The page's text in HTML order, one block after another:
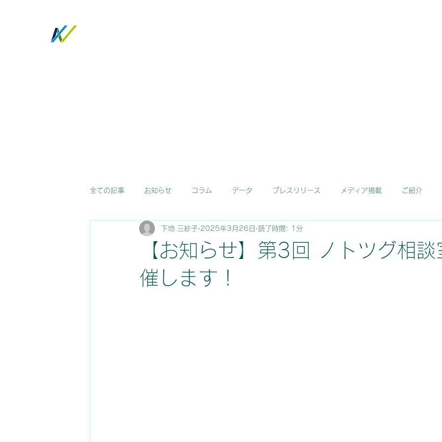
全ての記事 お知らせ コラム データ プレスリリース メディア掲載 ご紹介
プロジェクト ごあいさつ 6次化 能登 気になるニュース
【お知らせ】第3回 ノトツグ相談
催します！
下地 三紗子 2025年3月26日 読了時間: 1分